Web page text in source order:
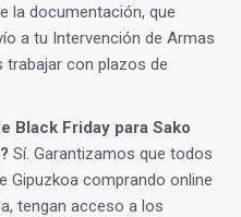
la documentación, que
a tu Intervención de Armas
trabajar con plazos de
Black Friday para Sako
Sí. Garantizamos que todos
Gipuzkoa comprando online
tengan acceso a los